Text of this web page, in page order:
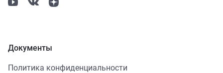
Документы
Политика конфиденциальности